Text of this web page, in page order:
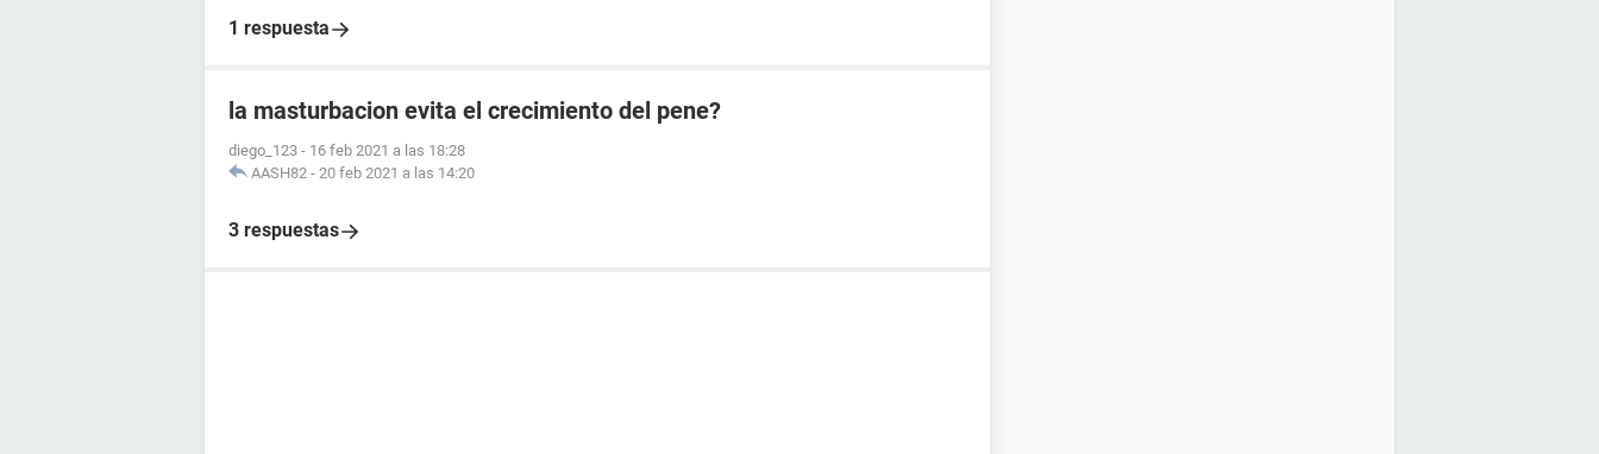
1 respuesta
la masturbacion evita el crecimiento del pene?
diego_123 - 16 feb 2021 a las 18:28
AASH82 - 20 feb 2021 a las 14:20
3 respuestas